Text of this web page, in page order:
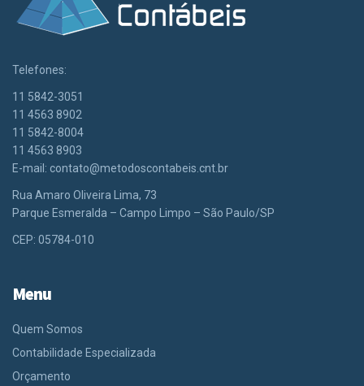
Telefones:
11 5842-3051
11 4563 8902
11 5842-8004
11 4563 8903
E-mail: contato@metodoscontabeis.cnt.br
Rua Amaro Oliveira Lima, 73
Parque Esmeralda – Campo Limpo – São Paulo/SP
CEP: 05784-010
Menu
Quem Somos
Contabilidade Especializada
Orçamento